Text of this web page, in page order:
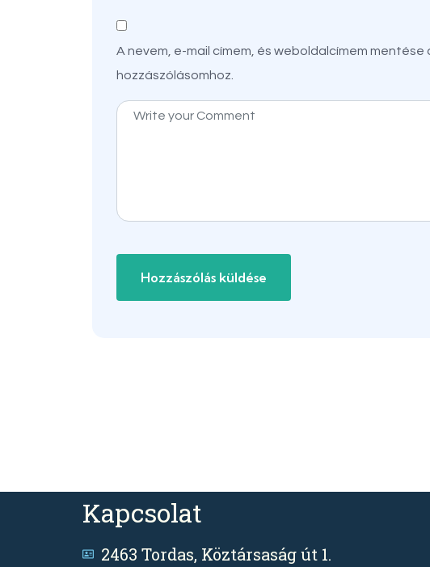
A nevem, e-mail címem, és weboldalcímem
hozzászólásomhoz.
Kapcsolat
2463 Tordas, Köztársaság út 1.